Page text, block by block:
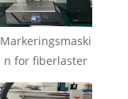
Markeringsmaski
n for fiberlaster